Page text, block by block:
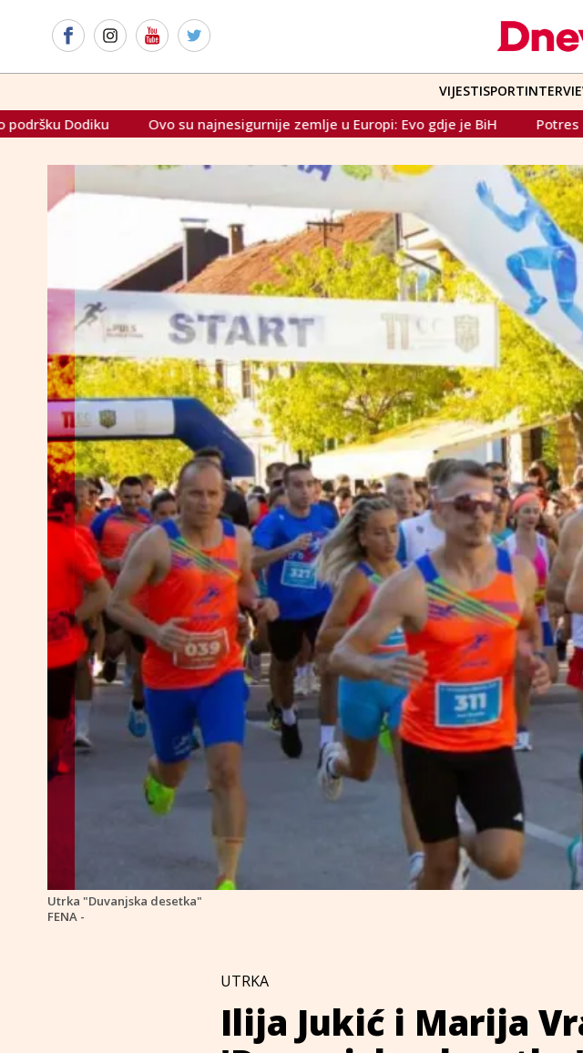
VIJESTISPORT
su najnesigurnije zemlje u Europi: Evo gdje je BiH Potres probudio vulkan u Rusiji
Utrka "Duvanjska desetka"
FENA -
UTRKA
Ilija Jukić i Marija